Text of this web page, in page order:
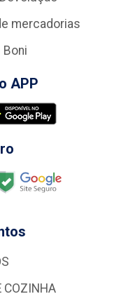
mercadorias
APP
COZINHA